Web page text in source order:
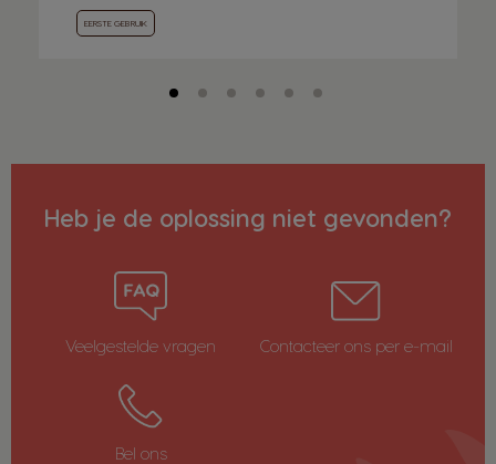
EERSTE GEBRUIK
Heb je de oplossing niet gevonden?
Veelgestelde vragen Contacteer ons per e-mail
Bel ons